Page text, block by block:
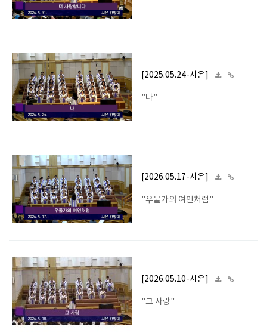
[2025.05.24-시온]
"나"
[2026.05.17-시온]
"우물가의 여인처럼"
[2026.05.10-시온]
"그 사랑"